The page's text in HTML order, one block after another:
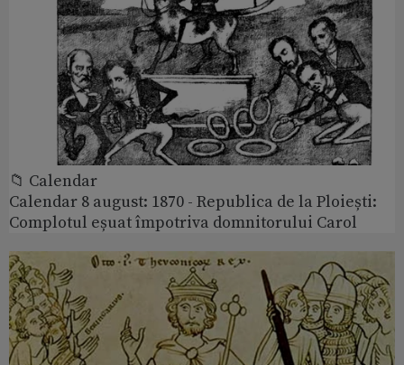
📁 Calendar
Calendar 8 august: 1870 - Republica de la Ploiești:
Complotul eșuat împotriva domnitorului Carol